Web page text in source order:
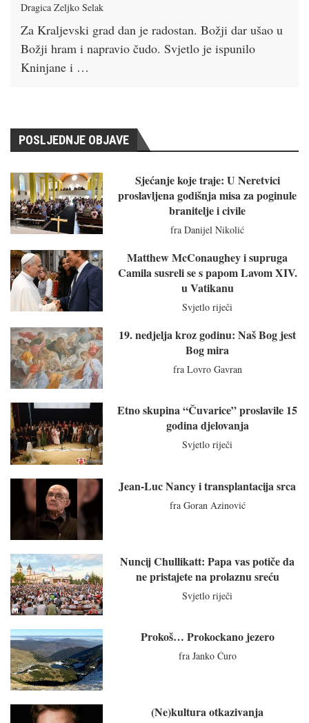
Dragica Zeljko Selak
Za Kraljevski grad dan je radostan. Božji dar ušao u
Božji hram i napravio čudo. Svjetlo je ispunilo
Kninjane i …
POSLJEDNJE OBJAVE
Sjećanje koje traje: U Neretvici
proslavljena godišnja misa za poginule
branitelje i civile
fra Danijel Nikolić
Matthew McConaughey i supruga
Camila susreli se s papom Lavom XIV.
u Vatikanu
Svjetlo riječi
19. nedjelja kroz godinu: Naš Bog jest
Bog mira
fra Lovro Gavran
Etno skupina “Čuvarice” proslavile 15
godina djelovanja
Svjetlo riječi
Jean-Luc Nancy i transplantacija srca
fra Goran Azinović
Nuncij Chullikatt: Papa vas potiče da
ne pristajete na prolaznu sreću
Svjetlo riječi
Prokoš… Prokockano jezero
fra Janko Ćuro
(Ne)kultura otkazivanja